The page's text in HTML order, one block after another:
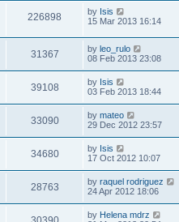
226898 by Isis
15 Mar 2013 16:14
31367 by leo_rulo
08 Feb 2013 23:08
39108 by Isis
03 Feb 2013 18:44
33090 by mateo
29 Dec 2012 23:57
34680 by Isis
17 Oct 2012 10:07
28763 by raquel rodriguez
24 Apr 2012 18:06
by Helena mdrz